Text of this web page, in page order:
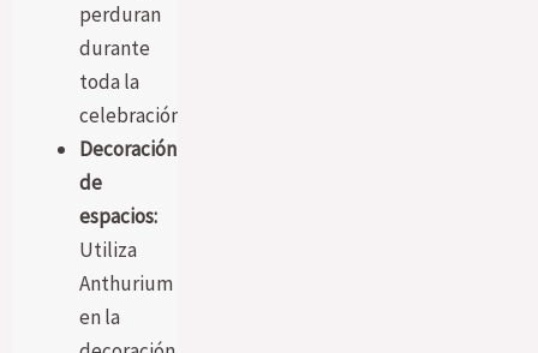
perduran
durante
toda la
celebración.
Decoración
de
espacios:
Utiliza
Anthurium
en la